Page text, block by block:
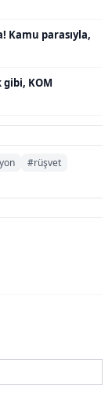
Kamu parasıyla,
KOM
#rüşvet